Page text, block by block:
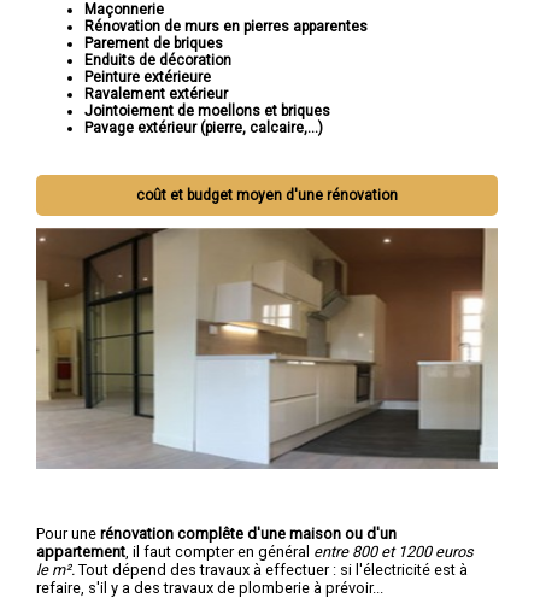
Maçonnerie
Rénovation de murs en pierres apparentes
Parement de briques
Enduits de décoration
Peinture extérieure
Ravalement extérieur
Jointoiement de moellons et briques
Pavage extérieur (pierre, calcaire,...)
coût et budget moyen d'une rénovation
Pour une rénovation complête d'une maison ou d'un
appartement , il faut compter en général entre 800 et 1200 euros
le m². Tout dépend des travaux à effectuer : si l'électricité est à
refaire, s'il y a des travaux de plomberie à prévoir...